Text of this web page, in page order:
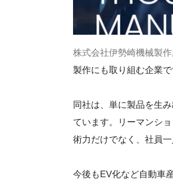
株式会社伊勢崎機械製
製作にも取り組む企業
同社は、単に製品を生
ています。リーマンシ
術力だけでなく、社員
今後もEV化など自動車